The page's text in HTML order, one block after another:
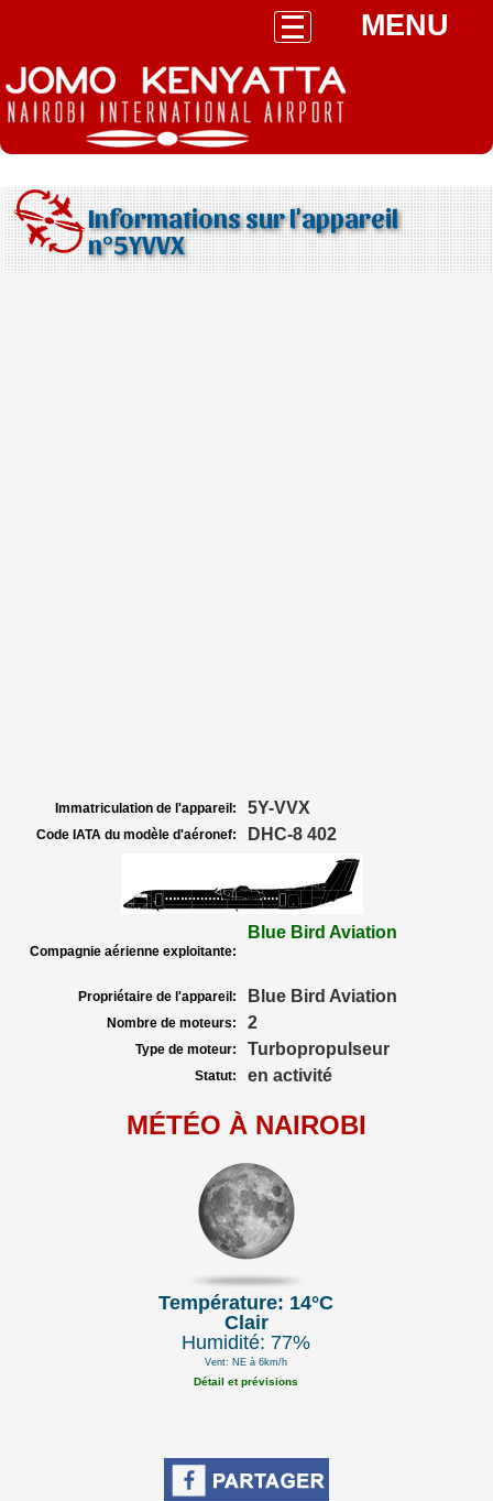
MENU
Informations sur l'appareil
n°5YVVX
Immatriculation de l'appareil: 5Y-VVX
Code IATA du modèle d'aéronef: DHC-8 402
Compagnie aérienne exploitante:
Blue Bird Aviation
Propriétaire de l'appareil: Blue Bird Aviation
Nombre de moteurs: 2
Type de moteur: Turbopropulseur
Statut: en activité
MÉTÉO À NAIROBI
Température: 14°C
Clair
Humidité: 77%
Vent: NE à 6km/h
Détail et prévisions